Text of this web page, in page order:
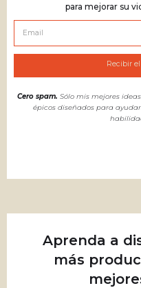
para mejorar su
Cero spam. Sólo mis mejores
épicos diseñados para
Aprenda a
más